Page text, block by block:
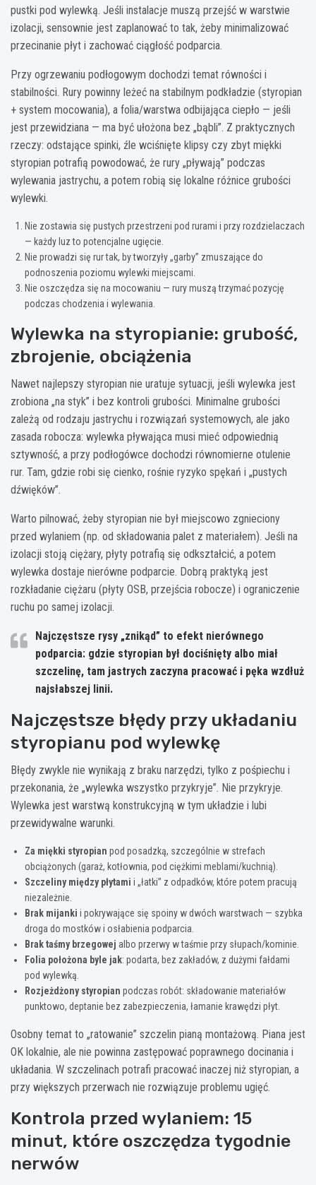
pustki pod wylewką. Jeśli instalacje muszą przejść w warstwie
izolacji, sensownie jest zaplanować to tak, żeby minimalizować
przecinanie płyt i zachować ciągłość podparcia.
Przy ogrzewaniu podłogowym dochodzi temat równości i
stabilności. Rury powinny leżeć na stabilnym podkładzie (styropian
+ system mocowania), a folia/warstwa odbijająca ciepło — jeśli
jest przewidziana — ma być ułożona bez „bąbli”. Z praktycznych
rzeczy: odstające spinki, źle wciśnięte klipsy czy zbyt miękki
styropian potrafią powodować, że rury „pływają” podczas
wylewania jastrychu, a potem robią się lokalne różnice grubości
wylewki.
Nie zostawia się pustych przestrzeni pod rurami i przy rozdzielaczach
— każdy luz to potencjalne ugięcie.
Nie prowadzi się rur tak, by tworzyły „garby” zmuszające do
podnoszenia poziomu wylewki miejscami.
Nie oszczędza się na mocowaniu — rury muszą trzymać pozycję
podczas chodzenia i wylewania.
Wylewka na styropianie: grubość,
zbrojenie, obciążenia
Nawet najlepszy styropian nie uratuje sytuacji, jeśli wylewka jest
zrobiona „na styk” i bez kontroli grubości. Minimalne grubości
zależą od rodzaju jastrychu i rozwiązań systemowych, ale jako
zasada robocza: wylewka pływająca musi mieć odpowiednią
sztywność, a przy podłogówce dochodzi równomierne otulenie
rur. Tam, gdzie robi się cienko, rośnie ryzyko spękań i „pustych
dźwięków”.
Warto pilnować, żeby styropian nie był miejscowo zgnieciony
przed wylaniem (np. od składowania palet z materiałem). Jeśli na
izolacji stoją ciężary, płyty potrafią się odkształcić, a potem
wylewka dostaje nierówne podparcie. Dobrą praktyką jest
rozkładanie ciężaru (płyty OSB, przejścia robocze) i ograniczenie
ruchu po samej izolacji.
Najczęstsze rysy „znikąd” to efekt nierównego
podparcia: gdzie styropian był dociśnięty albo miał
szczelinę, tam jastrych zaczyna pracować i pęka wzdłuż
najsłabszej linii.
Najczęstsze błędy przy układaniu
styropianu pod wylewkę
Błędy zwykle nie wynikają z braku narzędzi, tylko z pośpiechu i
przekonania, że „wylewka wszystko przykryje”. Nie przykryje.
Wylewka jest warstwą konstrukcyjną w tym układzie i lubi
przewidywalne warunki.
Za miękki styropian pod posadzką, szczególnie w strefach
obciążonych (garaż, kotłownia, pod ciężkimi meblami/kuchnią).
Szczeliny między płytami i „łatki” z odpadków, które potem pracują
niezależnie.
Brak mijanki i pokrywające się spoiny w dwóch warstwach — szybka
droga do mostków i osłabienia podparcia.
Brak taśmy brzegowej albo przerwy w taśmie przy słupach/kominie.
Folia położona byle jak: podarta, bez zakładów, z dużymi fałdami
pod wylewką.
Rozjeżdżony styropian podczas robót: składowanie materiałów
punktowo, deptanie bez zabezpieczenia, łamanie krawędzi płyt.
Osobny temat to „ratowanie” szczelin pianą montażową. Piana jest
OK lokalnie, ale nie powinna zastępować poprawnego docinania i
układania. W szczelinach potrafi pracować inaczej niż styropian, a
przy większych przerwach nie rozwiązuje problemu ugięć.
Kontrola przed wylaniem: 15
minut, które oszczędza tygodnie
nerwów